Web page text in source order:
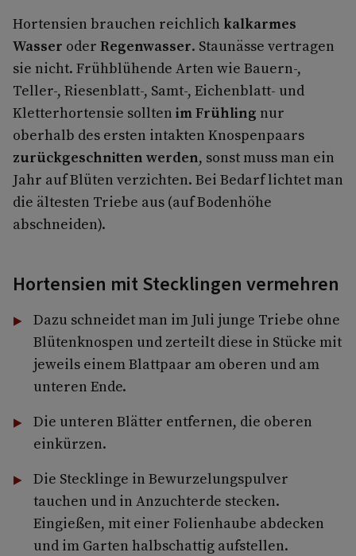
Hortensien brauchen reichlich kalkarmes
Wasser oder Regenwasser. Staunässe vertragen
sie nicht. Frühblühende Arten wie Bauern-,
Teller-, Riesenblatt-, Samt-, Eichenblatt- und
Kletterhortensie sollten im Frühling nur
oberhalb des ersten intakten Knospenpaars
zurückgeschnitten werden, sonst muss man ein
Jahr auf Blüten verzichten. Bei Bedarf lichtet man
die ältesten Triebe aus (auf Bodenhöhe
abschneiden).
Hortensien mit Stecklingen vermehren
Dazu schneidet man im Juli junge Triebe ohne
Blütenknospen und zerteilt diese in Stücke mit
jeweils einem Blattpaar am oberen und am
unteren Ende.
Die unteren Blätter entfernen, die oberen
einkürzen.
Die Stecklinge in Bewurzelungspulver
tauchen und in Anzuchterde stecken.
Eingießen, mit einer Folienhaube abdecken
und im Garten halbschattig aufstellen.